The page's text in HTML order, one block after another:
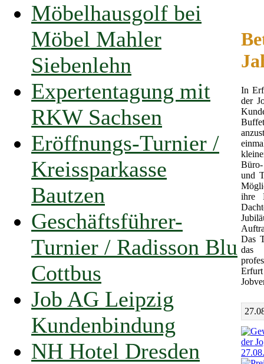
Möbelhausgolf bei
Möbel Mahler
Siebenlehn
Expertentagung mit
RKW Sachsen
Eröffnungs-Turnier /
Kreissparkasse
Bautzen
Geschäftsführer-
Turnier / Radisson Blu
Cottbus
Job AG Leipzig
Kundenbindung
NH Hotel Dresden
In
der
und
ihre
Das
das